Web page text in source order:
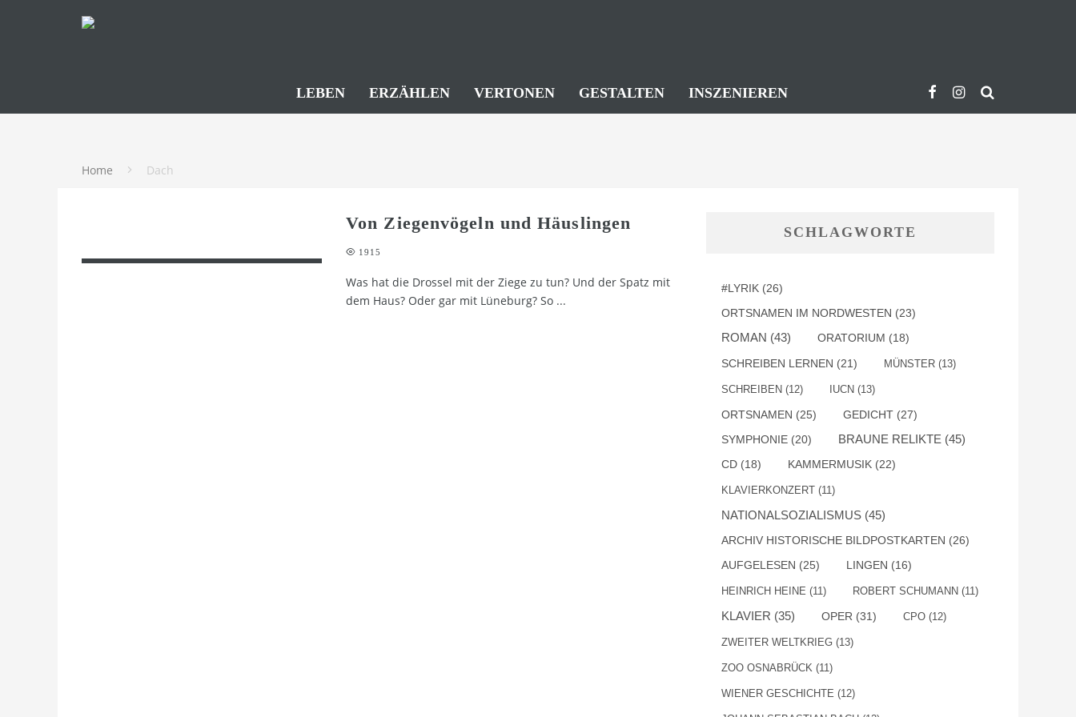
LEBEN ERZÄHLEN VERTONEN GESTALTEN INSZENIEREN
Home Dach
Von Ziegenvögeln und Häuslingen
1915
Was hat die Drossel mit der Ziege zu tun? Und der Spatz mit
dem Haus? Oder gar mit Lüneburg? So ...
SCHLAGWORTE
#LYRIK (26)
ORTSNAMEN IM NORDWESTEN (23)
ROMAN (43) ORATORIUM (18)
SCHREIBEN LERNEN (21) MÜNSTER (13)
SCHREIBEN (12) IUCN (13)
ORTSNAMEN (25) GEDICHT (27)
SYMPHONIE (20) BRAUNE RELIKTE (45)
CD (18) KAMMERMUSIK (22)
KLAVIERKONZERT (11)
NATIONALSOZIALISMUS (45)
ARCHIV HISTORISCHE BILDPOSTKARTEN (26)
AUFGELESEN (25) LINGEN (16)
HEINRICH HEINE (11) ROBERT SCHUMANN (11)
KLAVIER (35) OPER (31) CPO (12)
ZWEITER WELTKRIEG (13)
ZOO OSNABRÜCK (11)
WIENER GESCHICHTE (12)